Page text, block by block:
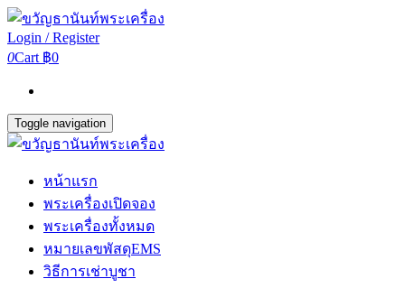
Login / Register
0Cart ฿0
Toggle navigation
หน้าแรก
พระเครื่องเปิดจอง
พระเครื่องทั้งหมด
หมายเลขพัสดุEMS
วิธีการเช่าบูชา